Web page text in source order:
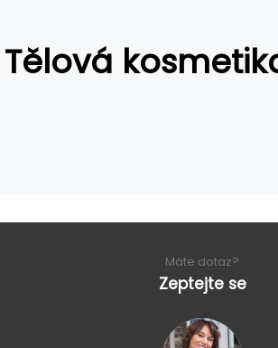
Tělová
Máte dotaz?
Zeptejte se